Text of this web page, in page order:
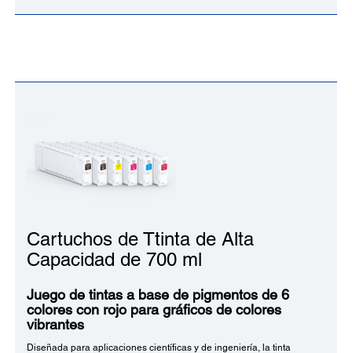
Cartuchos de Ttinta de Alta
Capacidad de 700 ml
Juego de tintas a base de pigmentos de 6
colores con rojo para gráficos de colores
vibrantes
Diseñada para aplicaciones científicas y de ingeniería, la tinta